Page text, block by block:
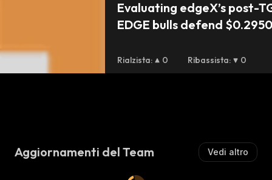
Evaluating edgeX’s post-
EDGE bulls defend
Rialzista: 0 Ribassista: 0
Aggiornamenti del Team Vedi altro